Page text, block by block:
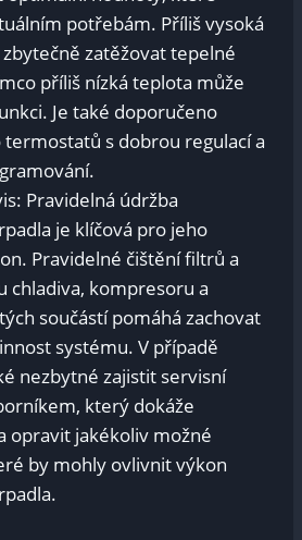
potřebám. Příliš vysoká
zatěžovat tepelné
příliš nízká teplota může
Je také doporučeno
s dobrou regulací a
Pravidelná údržba
je klíčová pro jeho
Pravidelné čištění filtrů a
chladiva, kompresoru a
součástí pomáhá zachovat
systému. V případě
nezbytné zajistit servisní
který dokáže
opravit jakékoliv možné
by mohly ovlivnit výkon